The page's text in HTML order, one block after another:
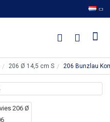
206 Ø 14,5 cm S 206 Bunzlau